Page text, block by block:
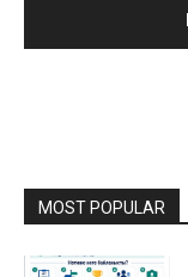
MOST POPULAR